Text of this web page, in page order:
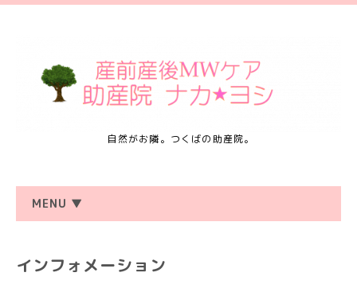
自然がお隣。つくばの助産院。
MENU ▼
インフォメーション